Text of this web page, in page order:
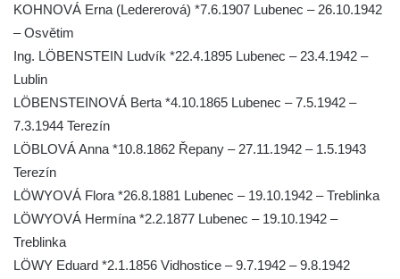
Kenotaf Franze Ruseho na hřbitově v
v Teplicích nad Metují
Hrob Waltera Hilleho na hřbitově ve Vlčí
Hoře
Benešově nad Ploučnicí
Kenotaf Augusta Michela na hřbitově v
Benešově nad Ploučnicí
KOHNOVÁ Erna (Ledererová) *7.6.1907 Lubenec – 26.10.1942
– Osvětim
Ing. LÖBENSTEIN Ludvík *22.4.1895 Lubenec – 23.4.1942 –
Lublin
LÖBENSTEINOVÁ Berta *4.10.1865 Lubenec – 7.5.1942 –
7.3.1944 Terezín
LÖBLOVÁ Anna *10.8.1862 Řepany – 27.11.1942 – 1.5.1943
Terezín
LÖWYOVÁ Flora *26.8.1881 Lubenec – 19.10.1942 – Treblinka
LÖWYOVÁ Hermína *2.2.1877 Lubenec – 19.10.1942 –
Treblinka
LÖWY Eduard *2.1.1856 Vidhostice – 9.7.1942 – 9.8.1942